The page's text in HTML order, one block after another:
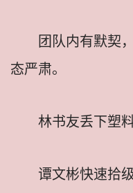
团队内有默契
态严肃。
林书友丢下塑
谭文彬快速拾